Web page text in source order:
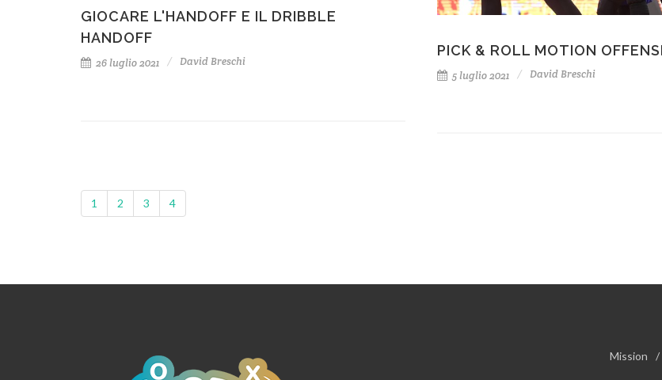
GIOCARE L'HANDOFF E IL DRIBBLE
HANDOFF
26 luglio 2021 David Breschi
PICK & ROLL MOTION
5 luglio 2021 David Breschi
1 2 3 4
Mission /